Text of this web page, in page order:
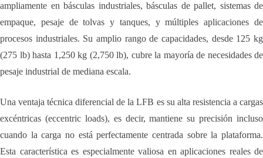
ampliamente en básculas industriales, básculas de pallet, sistemas de
empaque, pesaje de tolvas y tanques, y múltiples aplicaciones de
procesos industriales. Su amplio rango de capacidades, desde 125 kg
(275 lb) hasta 1,250 kg (2,750 lb), cubre la mayoría de necesidades de
pesaje industrial de mediana escala.
Una ventaja técnica diferencial de la LFB es su alta resistencia a cargas
excéntricas (eccentric loads), es decir, mantiene su precisión incluso
cuando la carga no está perfectamente centrada sobre la plataforma.
Esta característica es especialmente valiosa en aplicaciones reales de